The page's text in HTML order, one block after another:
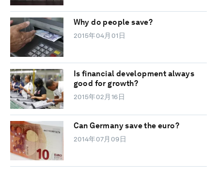
Why do people save?
2015年04月01日
Is financial development always
good for growth?
2015年02月16日
Can Germany save the euro?
2014年07月09日